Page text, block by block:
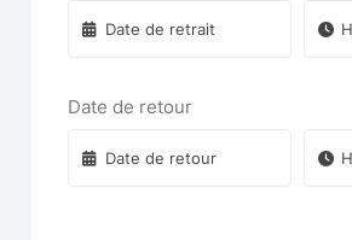
Date de retour